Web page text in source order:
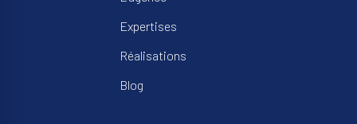
Expertises
Réalisations
Blog